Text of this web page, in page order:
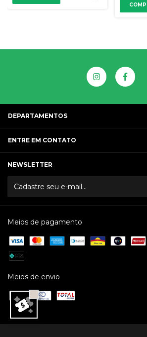
DEPARTAMENTOS
ENTRE EM CONTATO
NEWSLETTER
Meios de pagamento
Meios de envio